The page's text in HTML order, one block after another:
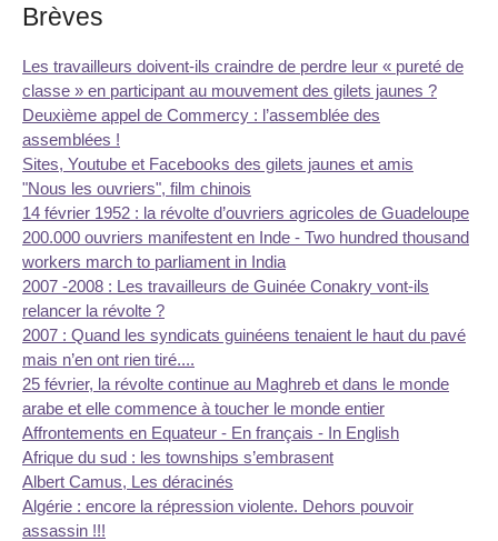
Brèves
Les travailleurs doivent-ils craindre de perdre leur « pureté de
classe » en participant au mouvement des gilets jaunes ?
Deuxième appel de Commercy : l’assemblée des
assemblées !
Sites, Youtube et Facebooks des gilets jaunes et amis
"Nous les ouvriers", film chinois
14 février 1952 : la révolte d’ouvriers agricoles de Guadeloupe
200.000 ouvriers manifestent en Inde - Two hundred thousand
workers march to parliament in India
2007 -2008 : Les travailleurs de Guinée Conakry vont-ils
relancer la révolte ?
2007 : Quand les syndicats guinéens tenaient le haut du pavé
mais n’en ont rien tiré....
25 février, la révolte continue au Maghreb et dans le monde
arabe et elle commence à toucher le monde entier
Affrontements en Equateur - En français - In English
Afrique du sud : les townships s’embrasent
Albert Camus, Les déracinés
Algérie : encore la répression violente. Dehors pouvoir
assassin !!!